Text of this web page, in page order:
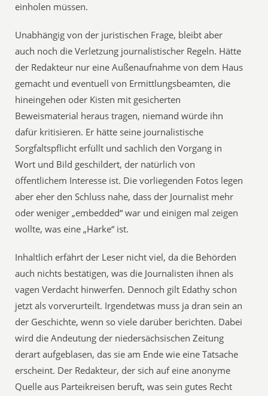
einholen müssen.
Unabhängig von der juristischen Frage, bleibt aber
auch noch die Verletzung journalistischer Regeln. Hätte
der Redakteur nur eine Außenaufnahme von dem Haus
gemacht und eventuell von Ermittlungsbeamten, die
hineingehen oder Kisten mit gesicherten
Beweismaterial heraus tragen, niemand würde ihn
dafür kritisieren. Er hätte seine journalistische
Sorgfaltspflicht erfüllt und sachlich den Vorgang in
Wort und Bild geschildert, der natürlich von
öffentlichem Interesse ist. Die vorliegenden Fotos legen
aber eher den Schluss nahe, dass der Journalist mehr
oder weniger „embedded“ war und einigen mal zeigen
wollte, was eine „Harke“ ist.
Inhaltlich erfährt der Leser nicht viel, da die Behörden
auch nichts bestätigen, was die Journalisten ihnen als
vagen Verdacht hinwerfen. Dennoch gilt Edathy schon
jetzt als vorverurteilt. Irgendetwas muss ja dran sein an
der Geschichte, wenn so viele darüber berichten. Dabei
wird die Andeutung der niedersächsischen Zeitung
derart aufgeblasen, das sie am Ende wie eine Tatsache
erscheint. Der Redakteur, der sich auf eine anonyme
Quelle aus Parteikreisen beruft, was sein gutes Recht